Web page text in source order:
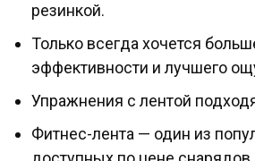
резинкой.
Только всегда хочется
эффективности и лучшего
Упражнения с лентой
Фитнес-лента — один из